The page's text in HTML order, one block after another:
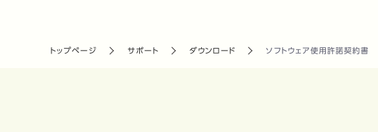
トップページ サポート ダウンロード ソフトウェア使用許諾契約書